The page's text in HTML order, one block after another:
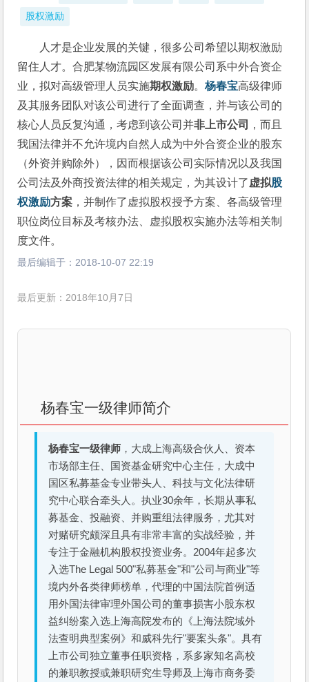
股权激励
人才是企业发展的关键，很多公司希望以期权激励
留住人才。合肥某物流园区发展有限公司系中外合资企
业，拟对高级管理人员实施期权激励。杨春宝高级律师
及其服务团队对该公司进行了全面调查，并与该公司的
核心人员反复沟通，考虑到该公司并非上市公司
，而且
我国法律并不允许境内自然人成为中外合资企业的股东
（外资并购除外），因而根据该公司实际情况以及我国
公司法及外商投资法律的相关规定，为其设计了虚拟股
权激励方案 ，并制作了虚拟股权授予方案、各高级管理
职位岗位目标及考核办法、虚拟股权实施办法等相关制
度文件。
最后编辑于： 2018-10-07 22:19
最后更新：2018年10月7日
杨春宝一级律师简介
杨春宝一级律师 ，大成上海高级合伙人、资本
市场部主任、国资基金研究中心主任，大成中
国区私募基金专业带头人、科技与文化法律研
究中心联合牵头人。执业30余年，长期从事私
募基金、投融资、并购重组法律服务，尤其对
对赌研究颇深且具有非常丰富的实战经验，并
专注于金融机构股权投资业务。2004年起多次
入选The Legal 500"私募基金"和"公司与商业"等
境内外各类律师榜单，代理的中国法院首例适
用外国法律审理外国公司的董事损害小股东权
益纠纷案入选上海高院发布的《上海法院域外
法查明典型案例》和威科先行"要案头条"。具有
上市公司独立董事任职资格，系多家知名高校
的兼职教授或兼职研究生导师及上海市商务委